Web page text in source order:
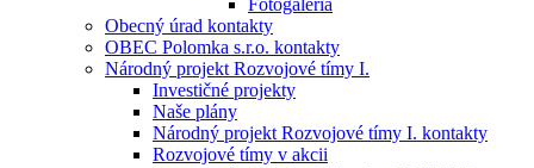
Fotogaléria
Obecný úrad kontakty
OBEC Polomka s.r.o. kontakty
Národný projekt Rozvojové tímy I.
Investičné projekty
Naše plány
Národný projekt Rozvojové tímy I. kontakty
Rozvojové tímy v akcii